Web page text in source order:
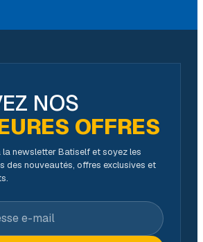
NOS
OFFRES
newsletter Batiself et soyez les
des nouveautés, offres exclusives et
mail